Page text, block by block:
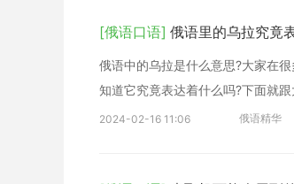
[俄语口语] 俄语里的乌拉究竟
俄语中的乌拉是什么意思?大家在
知道它究竟表达着什么吗?下面就
2024-02-16 11:06 俄语精华